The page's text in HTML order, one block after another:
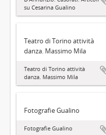
su Cesarina Gualino
Teatro di Torino attività
danza. Massimo Mila
Teatro di Torino attività
danza. Massimo Mila
Fotografie Gualino
Fotografie Gualino